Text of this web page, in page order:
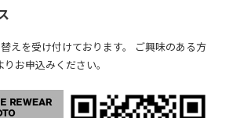
えを受け付けております。 ご興味のある方
お申込みください。